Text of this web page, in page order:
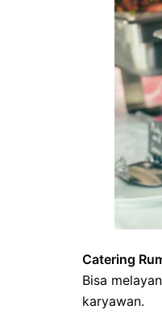
Catering
Bisa
karyawan.